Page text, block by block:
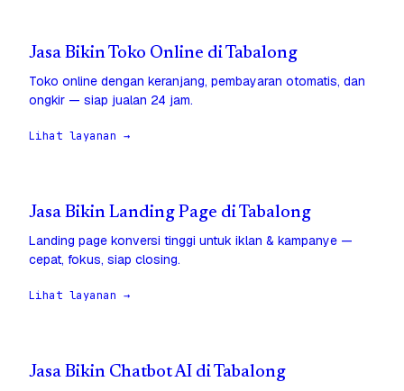
Jasa Bikin Toko Online di Tabalong
Toko online dengan keranjang, pembayaran otomatis, dan
ongkir — siap jualan 24 jam.
Lihat layanan →
Jasa Bikin Landing Page di Tabalong
Landing page konversi tinggi untuk iklan & kampanye —
cepat, fokus, siap closing.
Lihat layanan →
Jasa Bikin Chatbot AI di Tabalong